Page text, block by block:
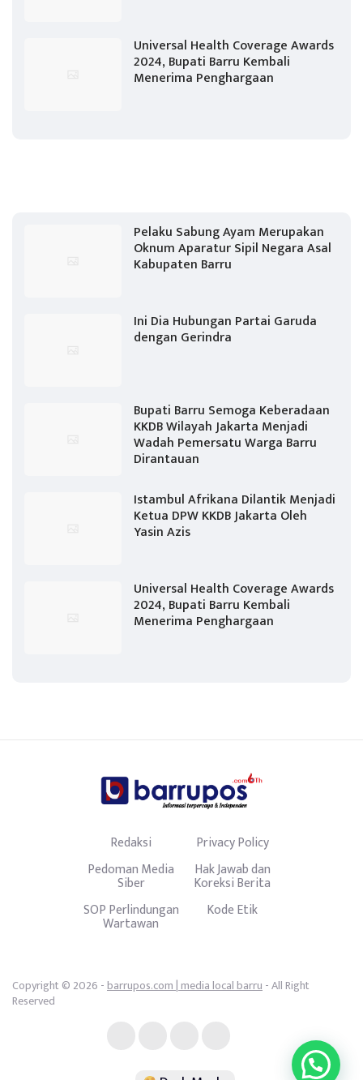
Universal Health Coverage Awards
2024, Bupati Barru Kembali
Menerima Penghargaan
Pelaku Sabung Ayam Merupakan
Oknum Aparatur Sipil Negara Asal
Kabupaten Barru
Ini Dia Hubungan Partai Garuda
dengan Gerindra
Bupati Barru Semoga Keberadaan
KKDB Wilayah Jakarta Menjadi
Wadah Pemersatu Warga Barru
Dirantauan
Istambul Afrikana Dilantik Menjadi
Ketua DPW KKDB Jakarta Oleh
Yasin Azis
Universal Health Coverage Awards
2024, Bupati Barru Kembali
Menerima Penghargaan
Redaksi
Privacy Policy
Pedoman Media
Siber
Hak Jawab dan
Koreksi Berita
SOP Perlindungan
Wartawan
Kode Etik
Copyright © 2026 -barrupos.com | media local barru- All Right
Reserved